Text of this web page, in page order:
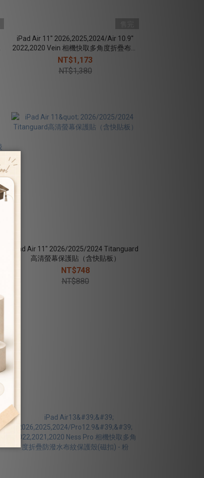
iPad Air 11'' 2026,2025,2024/Air 10.9''
2022,2020 Vein 相機快取多角度折疊布紋
保護殼(磁扣) -紫灰
NT$1,173
NT$1,380
iPad Air 11" 2026/2025/2024 Titanguard
高清螢幕保護貼（含快貼板）
NT$748
NT$880